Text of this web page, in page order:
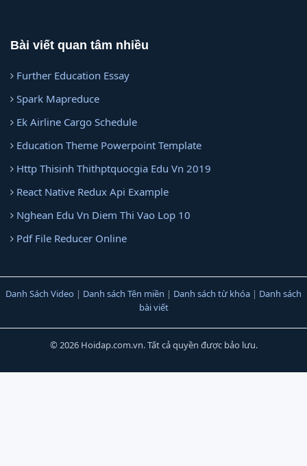
Bài viết quan tâm nhiều
Further Education Essay
Spark Mapreduce
Ek Airline Cargo Schedule
Education Theme Powerpoint Template
Http Thisinh Thithptquocgia Edu Vn 2019
React Native Redux Api Example
Nghean Edu Vn Diem Thi Vao Lop 10
Pdf File Reducer Online
Danh Sách Video | Danh sách Tên miền | Danh sách từ khóa | Danh sách
bài viết
© 2026 Hoidap.com.vn. Tất cả quyền được bảo lưu.